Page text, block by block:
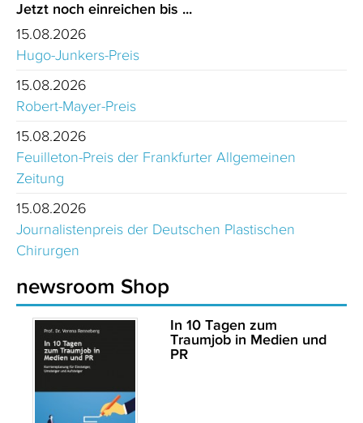
Jetzt noch einreichen bis ...
15.08.2026
Hugo-Junkers-Preis
15.08.2026
Robert-Mayer-Preis
15.08.2026
Feuilleton-Preis der Frankfurter Allgemeinen
Zeitung
15.08.2026
Journalistenpreis der Deutschen Plastischen
Chirurgen
newsroom Shop
In 10 Tagen zum
Traumjob in Medien und
PR